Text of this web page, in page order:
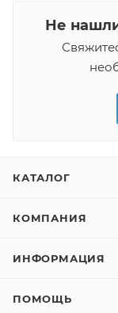
Не
КАТАЛОГ
КОМПАНИЯ
ИНФОРМАЦИЯ
ПОМОЩЬ